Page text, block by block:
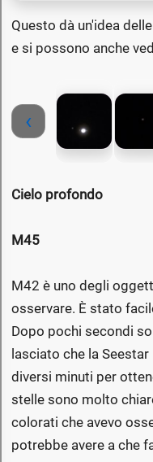
Questo dà un'idea
e si possono anche
‹
Cielo profondo
M45
M42 è uno degli
osservare. È stato
Dopo pochi secondi
lasciato che la
diversi minuti per
stelle sono molto
colorati che avevo
potrebbe avere a che